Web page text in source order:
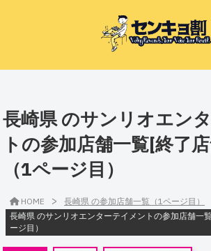
長崎県 のサンリオエン
トの参加店舗一覧[終了
（1ページ目）
HOME > 長崎県 の参加店舗一覧（1ページ目）
長崎県 のサンリオエンターテイメントの参加店舗一
ージ目）